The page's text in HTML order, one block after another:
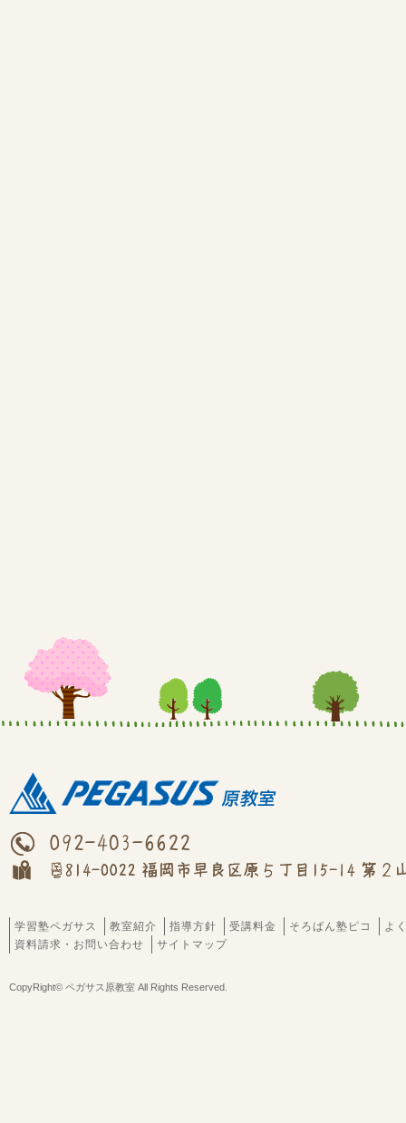
学習塾ペガサス 教室紹介 指導方針 受講料金 そろばん塾ピコ
よ
資料請求・お問い合わせ
サイトマップ
CopyRight© ペガサス原教室 All Rights Reserved.